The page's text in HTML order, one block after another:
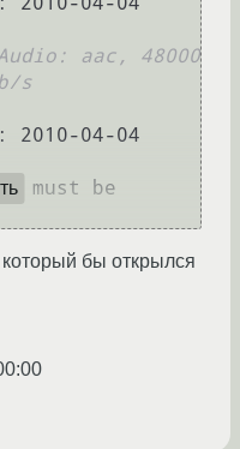
aac, 48000
s
must be
бы открылся